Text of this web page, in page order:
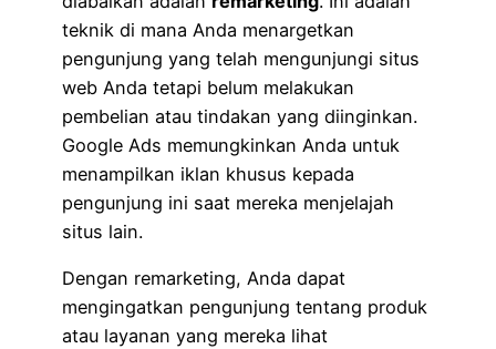
teknik di mana Anda menargetkan
pengunjung yang telah mengunjungi situs
web Anda tetapi belum melakukan
pembelian atau tindakan yang diinginkan.
Google Ads memungkinkan Anda untuk
menampilkan iklan khusus kepada
pengunjung ini saat mereka menjelajah
situs lain.
Dengan remarketing, Anda dapat
mengingatkan pengunjung tentang produk
atau layanan yang mereka lihat